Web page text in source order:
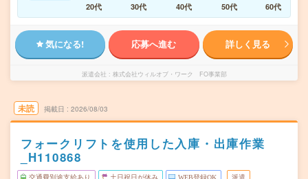
20代
30代 40代 50代 60代
気になる! 応募へ進む 詳しく見る
派遣会社 株式会社ウィルオブ・ワーク FO事業部
未読 掲載日 2026/08/03
フォークリフトを使用した入庫・出庫作業
_H110868
交通費別途支給あり 土日祝日が休み WEB登録OK 派遣